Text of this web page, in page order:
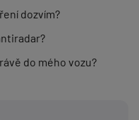
dozvím?
do mého vozu?